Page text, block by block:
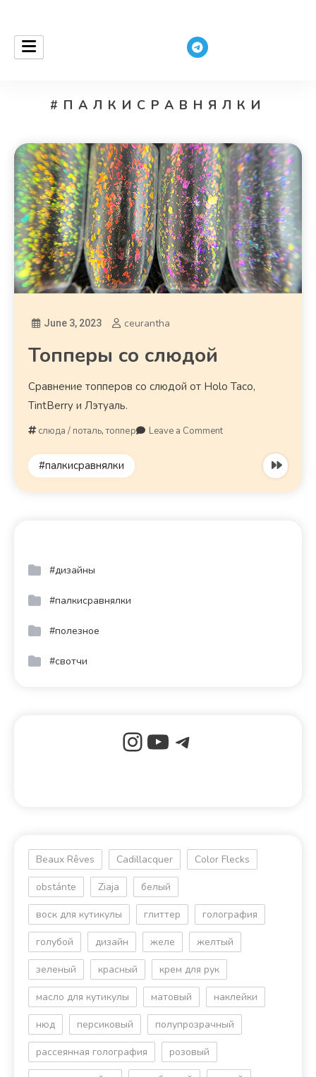
ceurantha
#ПАЛКИСРАВНЯЛКИ
June 3, 2023 ceurantha
Топперы со слюдой
Сравнение топперов со слюдой от Holo Taco,
TintBerry и Лэтуаль.
слюда / поталь,топпер Leave a Comment
#палкисравнялки
#дизайны
#палкисравнялки
#полезное
#свотчи
Beaux Rêves Cadillacquer Color Flecks
obstánte Ziaja белый
воск для кутикулы глиттер голография
голубой дизайн желе желтый
зеленый красный крем для рук
масло для кутикулы матовый наклейки
нюд персиковый полупрозрачный
рассеянная голография розовый